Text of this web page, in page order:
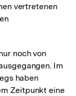
vertretenen
noch von
Im
haben
Zeitpunkt eine